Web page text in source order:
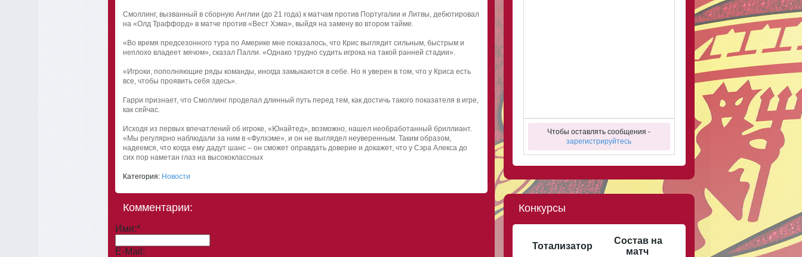
Смоллинг, вызванный в сборную Англии (до 21 года) к матчам против Португалии и Литвы, дебютировал
на «Олд Траффорд» в матче против «Вест Хэма», выйдя на замену во втором тайме.
«Во время предсезонного тура по Америке мне показалось, что Крис выглядит сильным, быстрым и
неплохо владеет мячом», сказал Палли. «Однако трудно судить игрока на такой ранней стадии».
«Игроки, пополняющие ряды команды, иногда замыкаются в себе. Но я уверен в том, что у Криса есть
все, чтобы проявить себя здесь».
Гарри признает, что Смоллинг проделал длинный путь перед тем, как достичь такого показателя в игре,
как сейчас.
Исходя из первых впечатлений об игроке, «Юнайтед», возможно, нашел необработанный бриллиант.
«Мы регулярно наблюдали за ним в «Фулхэме», и он не выглядел неуверенным. Таким образом,
надеемся, что когда ему дадут шанс – он сможет оправдать доверие и докажет, что у Сэра Алекса до
сих пор наметан глаз на высококлассных
Категория: Новости
Комментарии:
Имя:*
E-Mail:
Чтобы оставлять сообщения -
зарегистрируйтесь
Конкурсы
Тотализатор
Состав на
матч